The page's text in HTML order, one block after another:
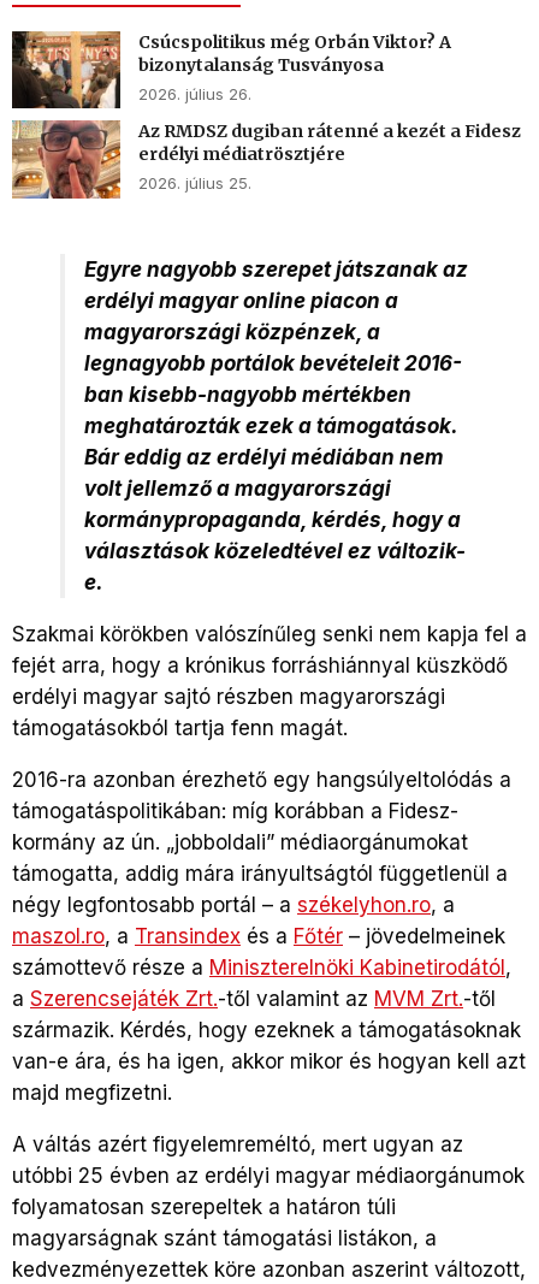
Csúcspolitikus még Orbán Viktor? A
bizonytalanság Tusványosa
2026. július 26.
Az RMDSZ dugiban rátenné a kezét a Fidesz
erdélyi médiatrösztjére
2026. július 25.
Egyre nagyobb szerepet játszanak az
erdélyi magyar online piacon a
magyarországi közpénzek, a
legnagyobb portálok bevételeit 2016-
ban kisebb-nagyobb mértékben
meghatározták ezek a támogatások.
Bár eddig az erdélyi médiában nem
volt jellemző a magyarországi
kormánypropaganda, kérdés, hogy a
választások közeledtével ez változik-
e.
Szakmai körökben valószínűleg senki nem kapja fel a
fejét arra, hogy a krónikus forráshiánnyal küszködő
erdélyi magyar sajtó részben magyarországi
támogatásokból tartja fenn magát.
2016-ra azonban érezhető egy hangsúlyeltolódás a
támogatáspolitikában: míg korábban a Fidesz-
kormány az ún. „jobboldali” médiaorgánumokat
támogatta, addig mára irányultságtól függetlenül a
négy legfontosabb portál – a székelyhon.ro, a
maszol.ro, a Transindex és a Főtér – jövedelmeinek
számottevő része a Miniszterelnöki Kabinetirodától,
a Szerencsejáték Zrt.-től valamint az MVM Zrt.-től
származik. Kérdés, hogy ezeknek a támogatásoknak
van-e ára, és ha igen, akkor mikor és hogyan kell azt
majd megfizetni.
A váltás azért figyelemreméltó, mert ugyan az
utóbbi 25 évben az erdélyi magyar médiaorgánumok
folyamatosan szerepeltek a határon túli
magyarságnak szánt támogatási listákon, a
kedvezményezettek köre azonban aszerint változott,